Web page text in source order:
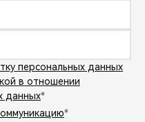
персональных данных
в отношении
данных*
*